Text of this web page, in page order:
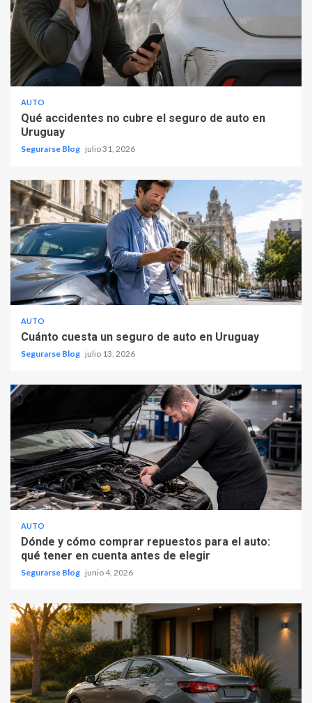
AUTO
Qué accidentes no cubre el seguro de auto en
Uruguay
Segurarse Blog julio 31, 2026
AUTO
Cuánto cuesta un seguro de auto en Uruguay
Segurarse Blog julio 13, 2026
AUTO
Dónde y cómo comprar repuestos para el auto:
qué tener en cuenta antes de elegir
Segurarse Blog junio 4, 2026